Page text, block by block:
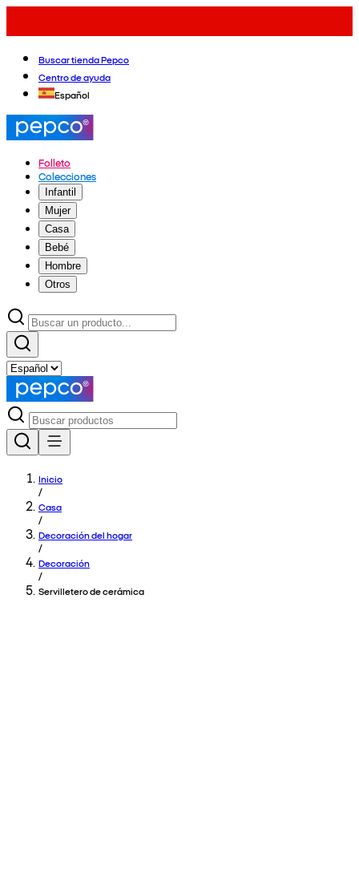
Buscar tienda Pepco
Centro de ayuda
Español
Folleto
Colecciones
Infantil
Mujer
Casa
Bebé
Hombre
Otros
Inicio
/
Casa
/
Decoración del hogar
/
Decoración
/
Servilletero de cerámica